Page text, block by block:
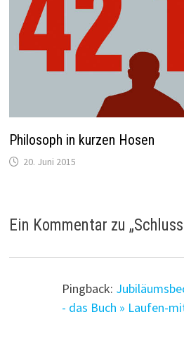
Philosoph in kurzen Hosen
20. Juni 2015
Ein Kommentar zu „
Pingback:
- das Buch » Laufen-